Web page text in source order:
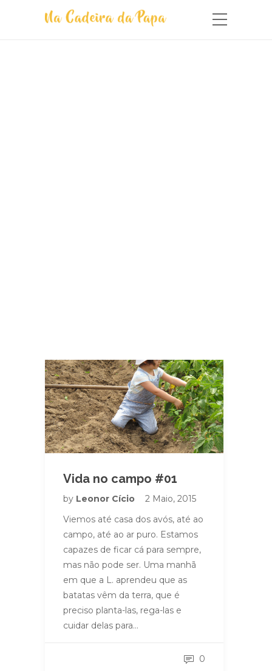
Vida no campo #01
by Leonor Cício
2 Maio, 2015
Viemos até casa dos avós, até ao
campo, até ao ar puro. Estamos
capazes de ficar cá para sempre,
mas não pode ser. Uma manhã
em que a L. aprendeu que as
batatas vêm da terra, que é
preciso planta-las, rega-las e
cuidar delas para…
0